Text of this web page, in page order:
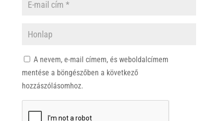
A nevem, e-mail címem, és weboldalcímem
mentése a böngészőben a következő
hozzászólásomhoz.